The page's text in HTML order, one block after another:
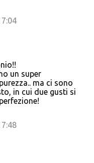
un super
ma ci sono
in cui due gusti si